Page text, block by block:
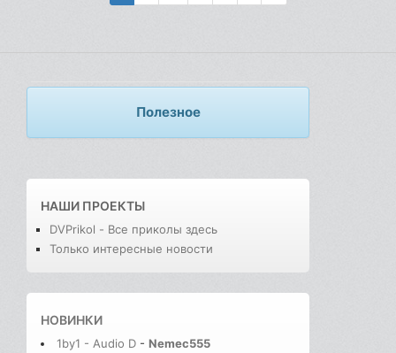
Полезное
НАШИ ПРОЕКТЫ
DVPrikol - Все приколы здесь
Только интересные новости
НОВИНКИ
1by1 - Audio D - Nemec555